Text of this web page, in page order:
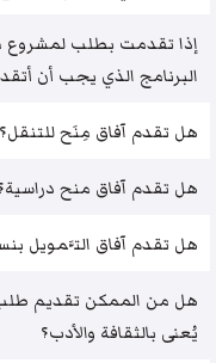
إذا تقدمت بطلب
البرنامج الذي يجب أن
هل تقدم آفاق مِنَح للتنقل؟
هل تقدم آفاق منح
هل تقدم آفاق التَّمويل بنسبة 100 ٪
هل من الممكن تقديم
يُعنى بالثقافة والأدب؟